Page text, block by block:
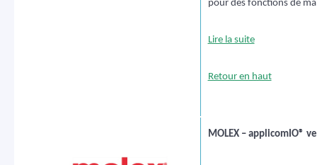
pour des fonctions de
Lire la suite
Retour en haut
MOLEX – applicomIO®